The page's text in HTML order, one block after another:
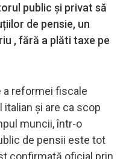
public și privat să
de pensie, un
, fără a plăti taxe pe
a reformei fiscale
și are ca scop
muncii, într-o
de pensii este tot
confirmată oficial prin